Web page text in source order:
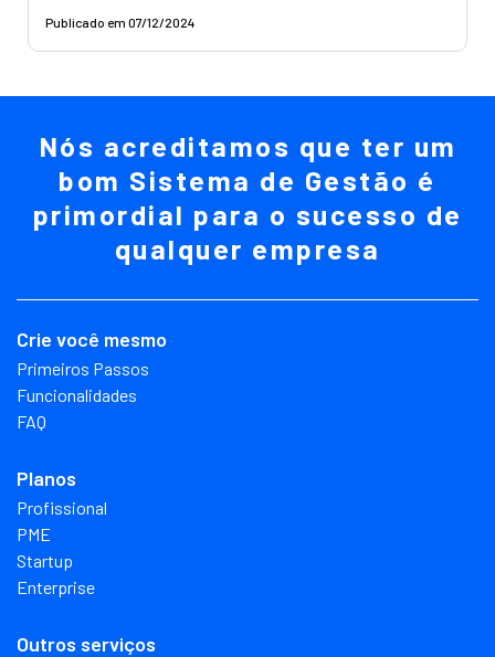
Publicado em 07/12/2024
Nós acreditamos que ter um
bom Sistema de Gestão é
primordial para o sucesso de
qualquer empresa
Crie você mesmo
Primeiros Passos
Funcionalidades
FAQ
Planos
Profissional
PME
Startup
Enterprise
Outros serviços